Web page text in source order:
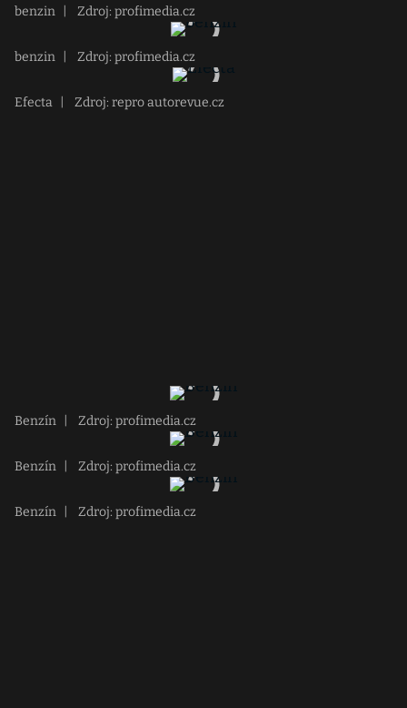
benzin Zdroj: profimedia.cz
benzin Zdroj: profimedia.cz
Efecta Zdroj: repro autorevue.cz
Benzín Zdroj: profimedia.cz
Benzín Zdroj: profimedia.cz
Benzín Zdroj: profimedia.cz